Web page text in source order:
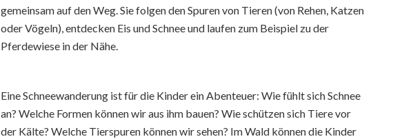
gemeinsam auf den Weg. Sie folgen den Spuren von Tieren (von Rehen, Katzen
oder Vögeln), entdecken Eis und Schnee und laufen zum Beispiel zu der
Pferdewiese in der Nähe.
Eine Schneewanderung ist für die Kinder ein Abenteuer: Wie fühlt sich Schnee
an? Welche Formen können wir aus ihm bauen? Wie schützen sich Tiere vor
der Kälte? Welche Tierspuren können wir sehen? Im Wald können die Kinder